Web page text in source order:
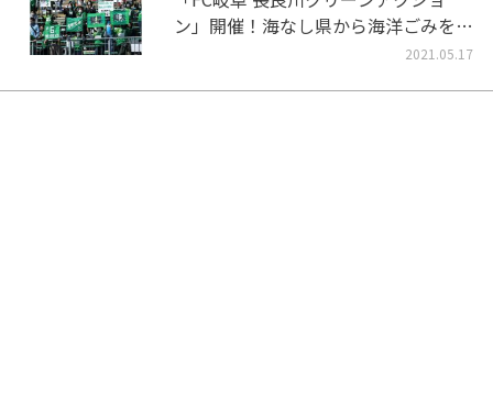
ン」開催！海なし県から海洋ごみをな
2021.05.17